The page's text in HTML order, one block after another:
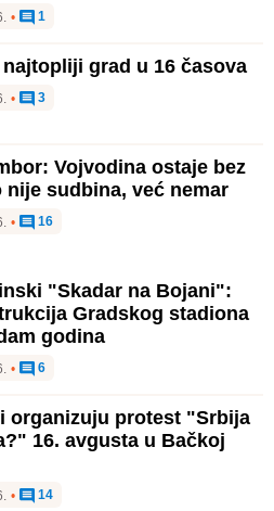
• 1
grad u 16 časova
• 3
Vojvodina ostaje bez
nije sudbina, već nemar
• 16
"Skadar na Bojani":
Gradskog stadiona
godina
• 6
organizuju protest "Srbija
16. avgusta u Bačkoj
• 14